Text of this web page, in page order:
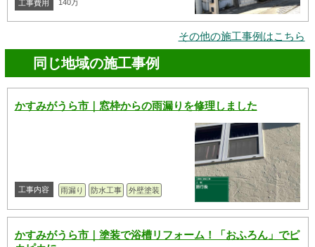
工事費用
140万
その他の施工事例はこちら
同じ地域の施工事例
かすみがうら市｜窓枠からの雨漏りを修理しました
工事内容 雨漏り 防水工事 外壁塗装
かすみがうら市｜塗装で浴槽リフォーム！「おふろん」でピ